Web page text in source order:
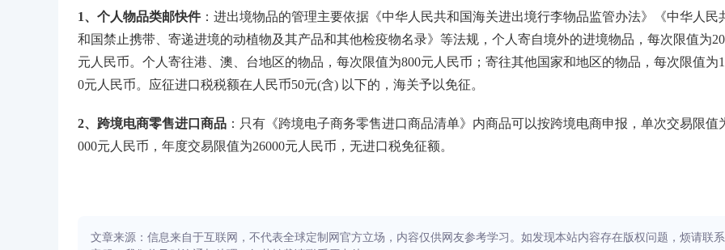
1、个人物品类邮快件：进出境物品的管理主要依据《中华人民共和国海关进出境行李物品监管办法》《中华人民
和国禁止携带、寄递进境的动植物及其产品和其他检疫物名录》等法规，个人寄自境外的进境物品，每次限值为
元人民币。个人寄往港、澳、台地区的物品，每次限值为800元人民币；寄往其他国家和地区的物品，每次限值为
0元人民币。应征进口税税额在人民币50元(含) 以下的，海关予以免征。
2、跨境电商零售进口商品 ：只有《跨境电子商务零售进口商品清单》内商品可以按跨境电商申报，单次交易限值
000元人民币，年度交易限值为26000元人民币，无进口税免征额。
文章来源：信息来自于互联网，不代表全球定制网官方立场，内容仅供网友参考学习。如发现本站内容存在版权问题，烦请联系